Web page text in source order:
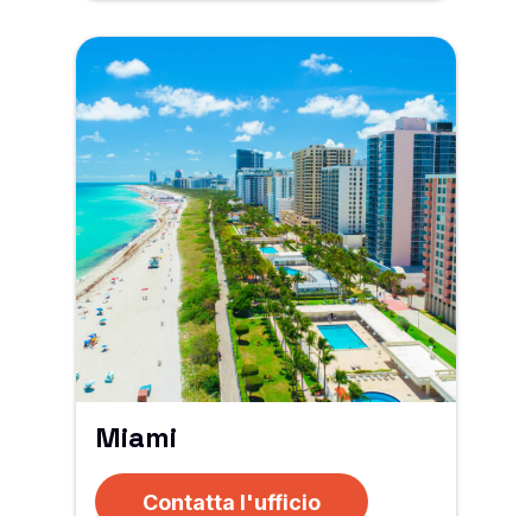
Miami
Contatta l'ufficio